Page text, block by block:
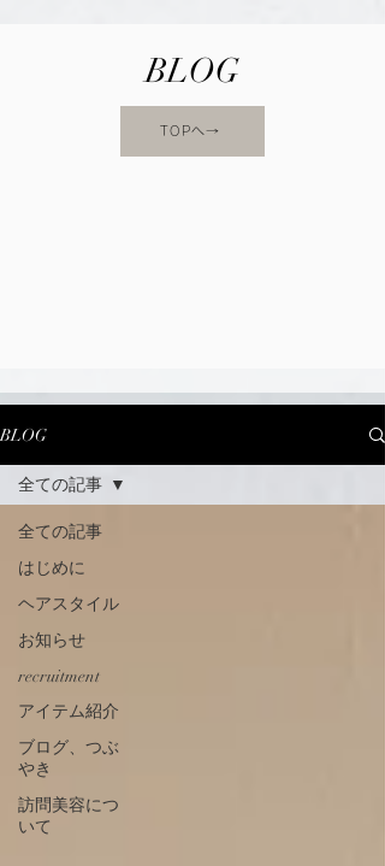
BLOG
TOPへ→
BLOG
全ての記事
はじめに
ヘアスタイル
お知らせ
recruitment
アイテム紹介
ブログ、つぶ
やき
訪問美容につ
いて
全ての記事